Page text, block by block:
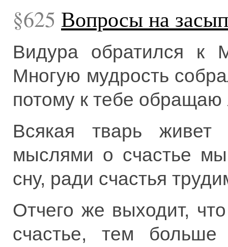
625 Вопросы на
Видура обратился к
Многую мудрость
потому к тебе
Всякая тварь
мыслями о счастье
сну, ради счастья
Отчего же выходит,
счастье, тем